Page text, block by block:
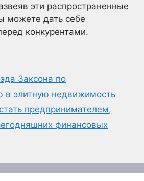
эти распространенные
можете дать себе
конкурентами.
Заксона по
в элитную недвижимость
предпринимателем,
финансовых